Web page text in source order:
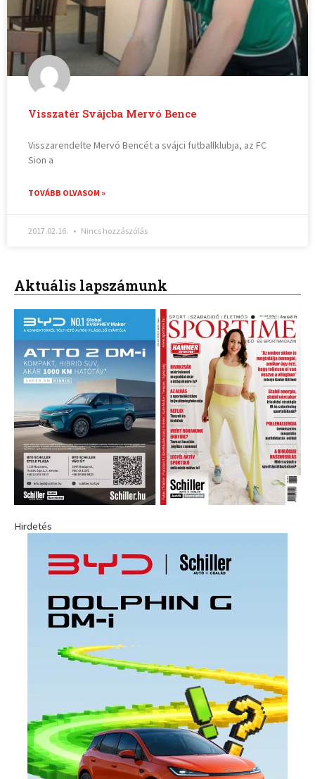
Visszatér Svájcba Mervó Bence
Visszarendelte Mervó Bencét a svájci futballklubja, az FC
Sion a
TOVÁBB OLVASOM »
2017.02.16. Nincs hozzászólás
Aktuális lapszámunk
Hirdetés